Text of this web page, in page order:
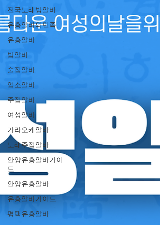
전국노래방알바
유흥알바의민족
유흥알바
밤알바
술집알바
업소알바
주점알바
여성알바
가라오케알바
노래주점알바
안양유흥알바가이
드
안양유흥알바
유흥알바가이드
평택유흥알바